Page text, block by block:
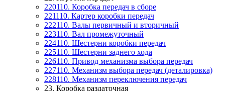
220110. Коробка передач в сборе
221110. Картер коробки передач
222110. Валы первичный и вторичный
223110. Вал промежуточный
224110. Шестерни коробки передач
225110. Шестерни заднего хода
226110. Привод механизма выбора передач
227110. Механизм выбора передач (деталировка)
228110. Механизм переключения передач
23. Коробка раздаточная